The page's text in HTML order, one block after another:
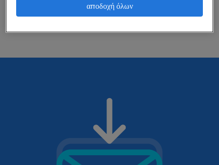
Άλλαξε τον τίτλο θέσης ή τις λέξεις κλειδιά και
αποδοχή όλων